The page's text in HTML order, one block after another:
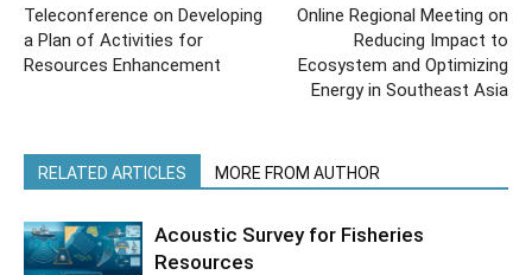
Teleconference on Developing
a Plan of Activities for
Resources Enhancement
Online Regional Meeting on
Reducing Impact to
Ecosystem and Optimizing
Energy in Southeast Asia
RELATED ARTICLES MORE FROM AUTHOR
Acoustic Survey for Fisheries
Resources